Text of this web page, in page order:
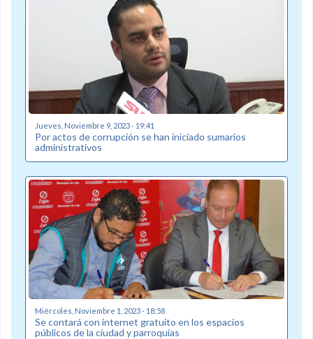
Jueves, Noviembre 9, 2023 - 19:41
Por actos de corrupción se han iniciado sumarios
administrativos
Miércoles, Noviembre 1, 2023 - 18:58
Se contará con internet gratuito en los espacios
públicos de la ciudad y parroquias